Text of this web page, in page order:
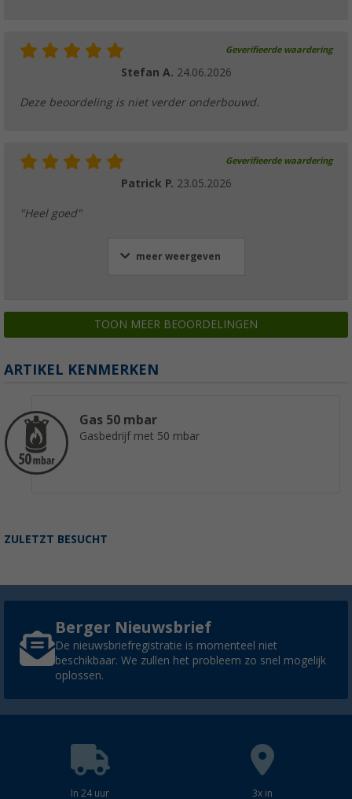
Geverifieerde waardering
Stefan A. 24.06.2026
Deze beoordeling is niet verder onderbouwd.
Geverifieerde waardering
Patrick P. 23.05.2026
"Heel goed"
meer weergeven
TOON MEER BEOORDELINGEN
ARTIKEL KENMERKEN
Gas 50 mbar
Gasbedrijf met 50 mbar
ZULETZT BESUCHT
Berger Nieuwsbrief
De nieuwsbriefregistratie is momenteel niet
beschikbaar. We zullen het probleem zo snel mogelijk
oplossen.
In 24 uur
3x in